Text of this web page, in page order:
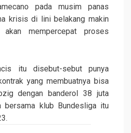
pada musim panas
krisis di lini belakang makin
mempercepat proses
itu disebut-sebut punya
yang membuatnya bisa
dengan banderol 38 juta
bersama klub Bundesliga itu